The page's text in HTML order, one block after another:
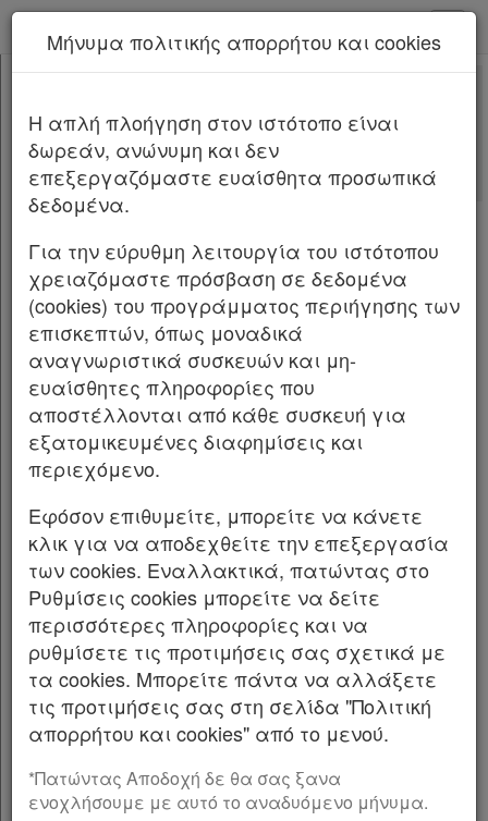
Κεφαλίδα
Σώμα [-]
ΜΕΡΟΣ Α’ [-]
ΚΕΦΑΛΑΙΟ Α
Άρθρο 2
Άρθρο 3 [-]
Παρ.1
Παρ.2
Άρθρο 4
Άρθρο 5 [-]
Παρ.1
Παρ.2
ΚΕΦΑΛΑΙΟ Β’
Άρθρο 6
Άρθρο 7 [-]
Παρ.1
Παρ.2
Άρθρο 8 [-]
Παρ.1
Παρ.2
ΚΕΦΑΛΑΙΟ Γ’ [-]
Άρθρο 9 [-]
Παρ.1
Παρ.2
Παρ.3
Νέα υπηρεσία Kodiko Assistant.Περισσότερα
Νόμος 4974/2022
Αλλαγές που επέφερε
Με τιςτελευταίες αλλαγές
NOMOΣ ΥΠ’ ΑΡΙΘΜ. 4974 ΦΕΚ Α 185/29.9.2022
Διατάξεις για τις δημόσιες υπεραστικές και
αστι κές τακτικές οδικές μεταφορές επιβατών
Αναδιοργάνωση των εταιρειών ΟΣΕ Α.Ε. και
ΕΡΓΟΣΕ Α.Ε. και λοιπές διατάξεις.
Η ΠΡΟΕΔΡΟΣ
ΤΗΣ ΕΛΛΗΝΙΚΗΣ ΔΗΜΟΚΡΑΤΙΑΣ
Εκδίδομε τον ακόλουθο νόμο που ψήφισε η
Βουλή:
ΠΙΝΑΚΑΣ ΠΕΡΙΕΧΟΜΕΝΩΝ
ΜΕΡΟΣ Α’ ΔΗΜΟΣΙΕΣ ΥΠΕΡΑΣΤΙΚΕΣ ΚΑΙ
ΑΣΤΙΚΕΣ ΤΑΚΤΙΚΕΣ ΟΔΙΚΕΣ ΜΕΤΑΦΟΡΕΣ
ΕΠΙΒΑΤΩΝ
Άρθρο 1 Σκοπός
Μήνυμα πολιτικής απορρήτου και cookies
H απλή πλοήγηση στον ιστότοπο είναι
δωρεάν, ανώνυμη και δεν
επεξεργαζόμαστε ευαίσθητα προσωπικά
δεδομένα.
Για την εύρυθμη λειτουργία του ιστότοπου
χρειαζόμαστε πρόσβαση σε δεδομένα
(cookies) του προγράμματος περιήγησης των
επισκεπτών, όπως μοναδικά
αναγνωριστικά συσκευών και μη-
ευαίσθητες πληροφορίες που
αποστέλλονται από κάθε συσκευή για
εξατομικευμένες διαφημίσεις και
περιεχόμενο.
Εφόσον επιθυμείτε, μπορείτε να κάνετε
κλικ για να αποδεχθείτε την επεξεργασία
των cookies. Εναλλακτικά, πατώντας στο
Ρυθμίσεις cookies μπορείτε να δείτε
περισσότερες πληροφορίες και να
ρυθμίσετε τις προτιμήσεις σας σχετικά με
τα cookies. Μπορείτε πάντα να αλλάξετε
τις προτιμήσεις σας στη σελίδα "Πολιτική
απορρήτου και cookies" από το μενού.
*Πατώντας Αποδοχή δε θα σας ξανα
ενοχλήσουμε με αυτό το αναδυόμενο μήνυμα.